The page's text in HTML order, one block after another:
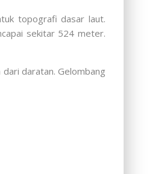
topografi dasar laut.
sekitar 524 meter.
daratan. Gelombang